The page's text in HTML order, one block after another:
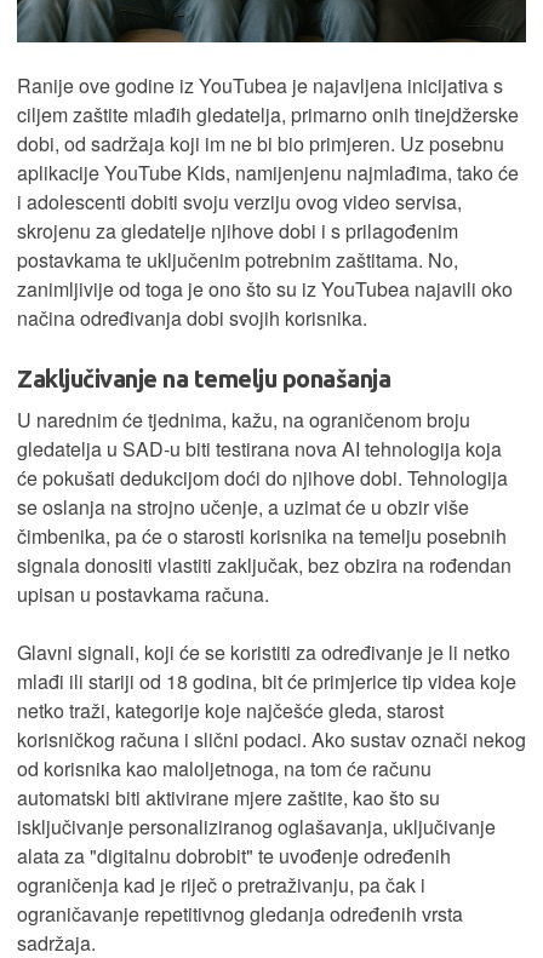
Ranije ove godine iz YouTubea je najavljena inicijativa s
ciljem zaštite mlađih gledatelja, primarno onih tinejdžerske
dobi, od sadržaja koji im ne bi bio primjeren. Uz posebnu
aplikacije YouTube Kids, namijenjenu najmlađima, tako će
i adolescenti dobiti svoju verziju ovog video servisa,
skrojenu za gledatelje njihove dobi i s prilagođenim
postavkama te uključenim potrebnim zaštitama. No,
zanimljivije od toga je ono što su iz YouTubea najavili oko
načina određivanja dobi svojih korisnika.
Zaključivanje na temelju ponašanja
U narednim će tjednima, kažu, na ograničenom broju
gledatelja u SAD-u biti testirana nova AI tehnologija koja
će pokušati dedukcijom doći do njihove dobi. Tehnologija
se oslanja na strojno učenje, a uzimat će u obzir više
čimbenika, pa će o starosti korisnika na temelju posebnih
signala donositi vlastiti zaključak, bez obzira na rođendan
upisan u postavkama računa.
Glavni signali, koji će se koristiti za određivanje je li netko
mlađi ili stariji od 18 godina, bit će primjerice tip videa koje
netko traži, kategorije koje najčešće gleda, starost
korisničkog računa i slični podaci. Ako sustav označi nekog
od korisnika kao maloljetnoga, na tom će računu
automatski biti aktivirane mjere zaštite, kao što su
isključivanje personaliziranog oglašavanja, uključivanje
alata za "digitalnu dobrobit" te uvođenje određenih
ograničenja kad je riječ o pretraživanju, pa čak i
ograničavanje repetitivnog gledanja određenih vrsta
sadržaja.